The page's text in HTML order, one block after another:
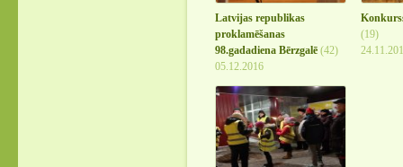
Latvijas republikas
proklamēšanas
98.gadadiena Bērzgalē (42)
05.12.2016
(19)